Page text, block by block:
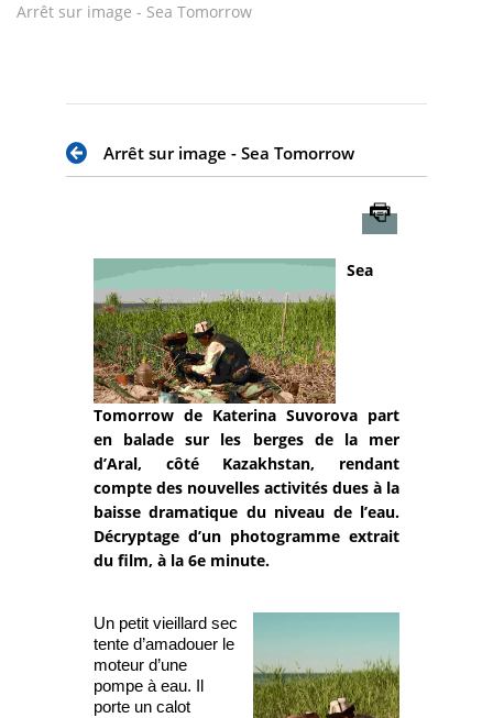
Arrêt sur image - Sea Tomorrow
Arrêt sur image - Sea Tomorrow
Sea
Tomorrow de Katerina Suvorova part
en balade sur les berges de la mer
d’Aral, côté Kazakhstan, rendant
compte des nouvelles activités dues à la
baisse dramatique du niveau de l’eau.
Décryptage d’un photogramme extrait
du film, à la 6e minute.
Un petit vieillard sec
tente d’amadouer le
moteur d’une
pompe à eau. Il
porte un calot